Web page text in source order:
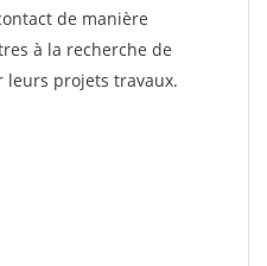
de manière
à la recherche de
leurs projets travaux.